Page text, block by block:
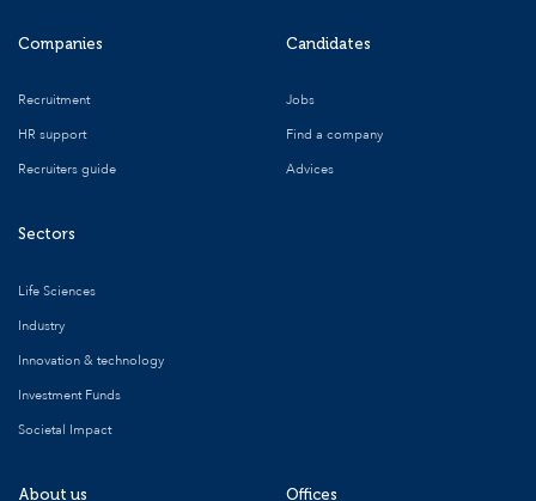
Companies
Recruitment
HR support
Recruiters guide
Sectors
Life Sciences
Industry
Innovation & technology
Investment Funds
Societal Impact
Candidates
Jobs
Find a company
Advices
About us Offices